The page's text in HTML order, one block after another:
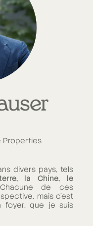
Properties
divers pays, tels
la Chine, le
de ces
mais c'est
foyer, que je suis